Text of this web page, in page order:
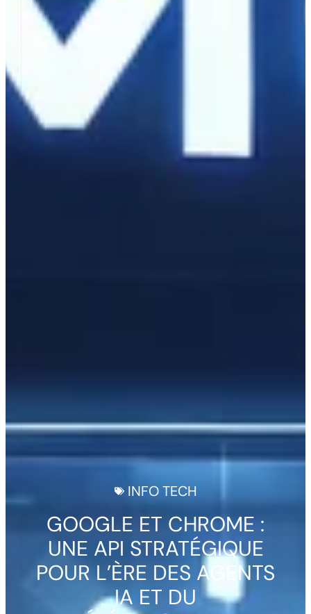
INFO TECH
GOOGLE ET CHROME :
UNE API STRATÉGIQUE
POUR L’ÈRE DES AGENTS
IA ET DU